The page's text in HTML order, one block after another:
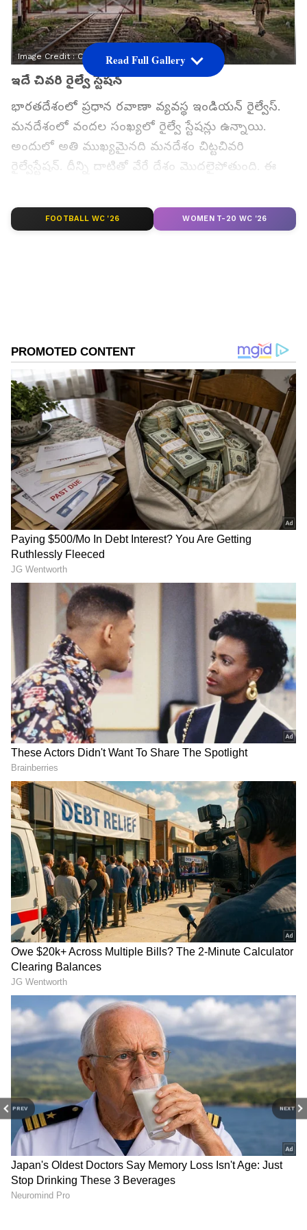
PREV NEXT
Image Credit :Chat Gpt
ఇదే చివరి రైల్వే స్టేషన్
భారతదేశంలో ప్రధాన రవాణా వ్యవస్థ ఇండియన్ రైల్వేస్.
మనదేశంలో వందల సంఖ్యలో రైల్వే స్టేషన్లు ఉన్నాయి.
అందులో అతి ముఖ్యమైనది మనదేశం చిట్టచివరి
రైల్వేస్టేషన్. దీన్ని దాటితో వేరే దేశం మొదలైపోతుంది. ఈ
అడుగుపెట్టినట్టే. అది పశ్చిమ బెంగాల్‌లోని మాల్దా జిల్లాలో
ఉన్న 'సింహాబాద్' రైల్వే స్టేషన్. ఇది భారతీయ రైల్వే
Image Credit :Getty
ప్రయాణికులు లేని స్టేషన్
ఈ స్టేషన్ చూడటానికి చాలా విచిత్రంగా ఉంటుంది.
దేశవ్యాప్తంగా రైల్వే స్టేషన్లు ప్రయాణికులతో
కిటకిటలాడుతుంటే, సింహాబాద్ స్టేషన్ మాత్రం ఎంతో
నిశ్శబ్దంగా కనిపిస్తుంది. ప్రయాణికులు ఒక్కరూ కూడా
కనిపించరు. దేశ విభజన తర్వాత ఇక్కడ నుంచి
ప్రయాణీకుల రైలు సేవలు పూర్తిగా నిలిపివేశారు. ఇక్కడ ఏ
ప్యాసింజర్ రైలు ఆగదు. ఒకప్పుడు సందడిగా ఉండే ఈ
స్టేషన్ ప్లాట్‌ఫారమ్‌లు ఇప్పుడు వెలవెలబోతూ కనిపిస్తాయి.
Related Articles
First Petrol Bunk: మన దేశంలో మొట్టమొదటి
పెట్రోల్ బంక్ ఇదే.. అప్పట్లో పెట్రోల్‌ను వాహనాల్లో ఎలా
నింపేవారో తెలుసా?
Munagaku Business: మునగాకులతో చేసే బిజినెస్..
నష్టమే రాదు, మూడెకరాల భూమి ఉంటే చాలు
3
3
Read Full Gallery
FOOTBALL WC '26 WOMEN T-20 WC '26